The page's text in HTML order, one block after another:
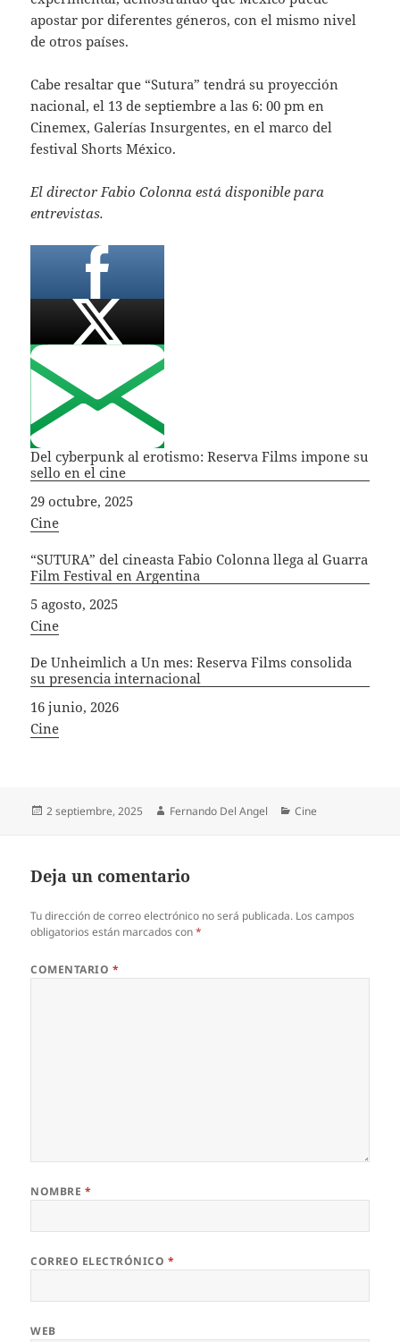
apostar por diferentes géneros, con el mismo nivel
de otros países.
Cabe resaltar que “Sutura” tendrá su proyección
nacional, el 13 de septiembre a las 6: 00 pm en
Cinemex, Galerías Insurgentes, en el marco del
festival Shorts México.
El director Fabio Colonna está disponible para
entrevistas.
Del cyberpunk al erotismo: Reserva Films impone su
sello en el cine
Fecha
29 octubre, 2025
In relation to
Cine
“SUTURA” del cineasta Fabio Colonna llega al Guarra
Film Festival en Argentina
Fecha
5 agosto, 2025
In relation to
Cine
De Unheimlich a Un mes: Reserva Films consolida
su presencia internacional
Fecha
16 junio, 2026
In relation to
Cine
Publicado
2 septiembre, 2025 Autor
Fernando Del Angel Categorías
Cine
Deja un comentario
Tu dirección de correo electrónico no será publicada. Los campos
obligatorios están marcados con*
COMENTARIO *
NOMBRE *
CORREO ELECTRÓNICO *
WEB